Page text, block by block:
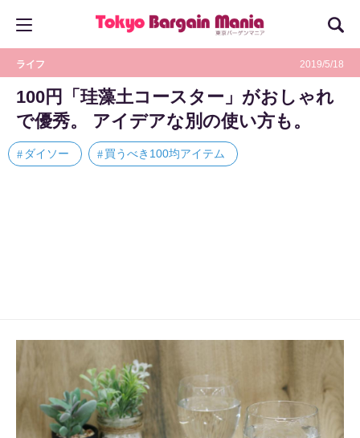
ライフ 2019/5/18
100円「珪藻土コースター」がおしゃれ
で優秀。 アイデアな別の使い方も。
ダイソー 買うべき100均アイテム